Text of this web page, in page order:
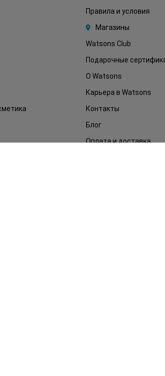
Правила и условия
Магазины
Watsons Club
Подарочные
О Watsons
Карьера в Watsons
Контакты
Блог
Оплата и доставка